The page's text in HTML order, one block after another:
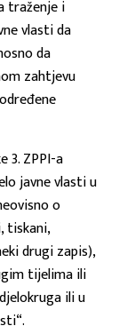
traženje i
vlasti da
da
zahtjevu
3. ZPPI-a
javne vlasti u
o
tiskani,
drugi zapis),
tijelima ili
ili u